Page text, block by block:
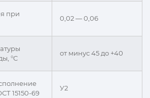
при
0,02 — 0,06
°C
от минус 45 до +40
15150-69
У2